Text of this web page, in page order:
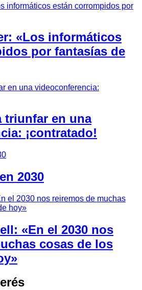
«Los informáticos
por fantasías de
triunfar en una
¡contratado!
2030
«En el 2030 nos
cosas de los